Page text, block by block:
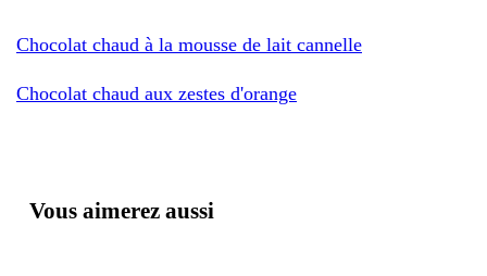
Chocolat chaud à la mousse de lait cannelle
Chocolat chaud aux zestes d'orange
Vous aimerez aussi